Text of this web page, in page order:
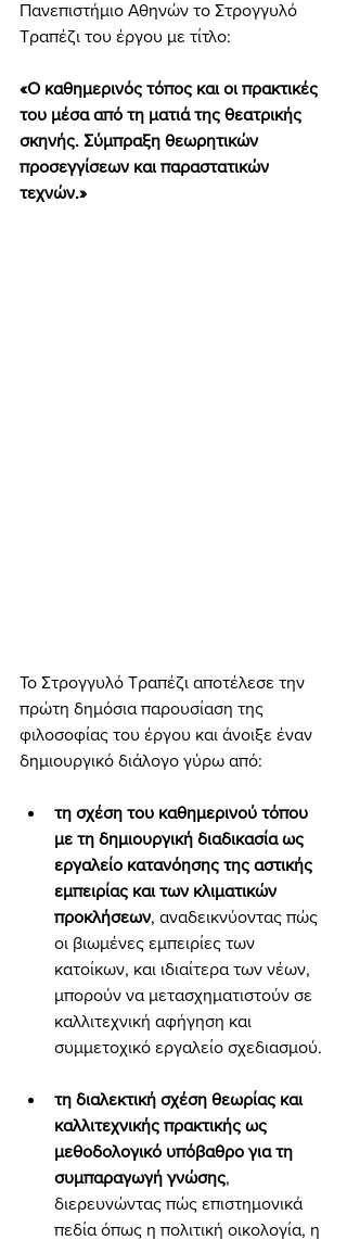
Πανεπιστήμιο Αθηνών το Στρογγυλό
Τραπέζι του έργου με τίτλο:
«Ο καθημερινός τόπος και οι πρακτικές
του μέσα από τη ματιά της θεατρικής
σκηνής. Σύμπραξη θεωρητικών
προσεγγίσεων και παραστατικών
τεχνών.»
Το Στρογγυλό Τραπέζι αποτέλεσε την
πρώτη δημόσια παρουσίαση της
φιλοσοφίας του έργου και άνοιξε έναν
δημιουργικό διάλογο γύρω από:
τη σχέση του καθημερινού τόπου
με τη δημιουργική διαδικασία ως
εργαλείο κατανόησης της αστικής
εμπειρίας και των κλιματικών
προκλήσεων, αναδεικνύοντας πώς
οι βιωμένες εμπειρίες των
κατοίκων, και ιδιαίτερα των νέων,
μπορούν να μετασχηματιστούν σε
καλλιτεχνική αφήγηση και
συμμετοχικό εργαλείο σχεδιασμού.
τη διαλεκτική σχέση θεωρίας και
καλλιτεχνικής πρακτικής ως
μεθοδολογικό υπόβαθρο για τη
συμπαραγωγή γνώσης,
διερευνώντας πώς επιστημονικά
πεδία όπως η πολιτική οικολογία, η